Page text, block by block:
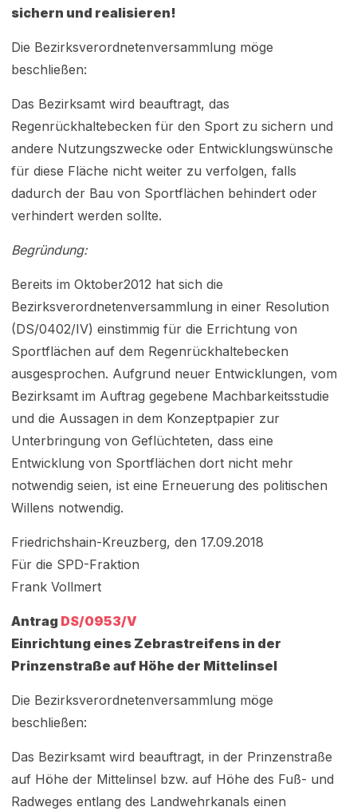
sichern und realisieren!
Die Bezirksverordnetenversammlung möge
beschließen:
Das Bezirksamt wird beauftragt, das
Regenrückhaltebecken für den Sport zu sichern und
andere Nutzungszwecke oder Entwicklungswünsche
für diese Fläche nicht weiter zu verfolgen, falls
dadurch der Bau von Sportflächen behindert oder
verhindert werden sollte.
Begründung:
Bereits im Oktober2012 hat sich die
Bezirksverordnetenversammlung in einer Resolution
(DS/0402/IV) einstimmig für die Errichtung von
Sportflächen auf dem Regenrückhaltebecken
ausgesprochen. Aufgrund neuer Entwicklungen, vom
Bezirksamt im Auftrag gegebene Machbarkeitsstudie
und die Aussagen in dem Konzeptpapier zur
Unterbringung von Geflüchteten, dass eine
Entwicklung von Sportflächen dort nicht mehr
notwendig seien, ist eine Erneuerung des politischen
Willens notwendig.
Friedrichshain-Kreuzberg, den 17.09.2018
Für die SPD-Fraktion
Frank Vollmert
Antrag DS/0953/V
Einrichtung eines Zebrastreifens in der
Prinzenstraße auf Höhe der Mittelinsel
Die Bezirksverordnetenversammlung möge
beschließen:
Das Bezirksamt wird beauftragt, in der Prinzenstraße
auf Höhe der Mittelinsel bzw. auf Höhe des Fuß- und
Radweges entlang des Landwehrkanals einen